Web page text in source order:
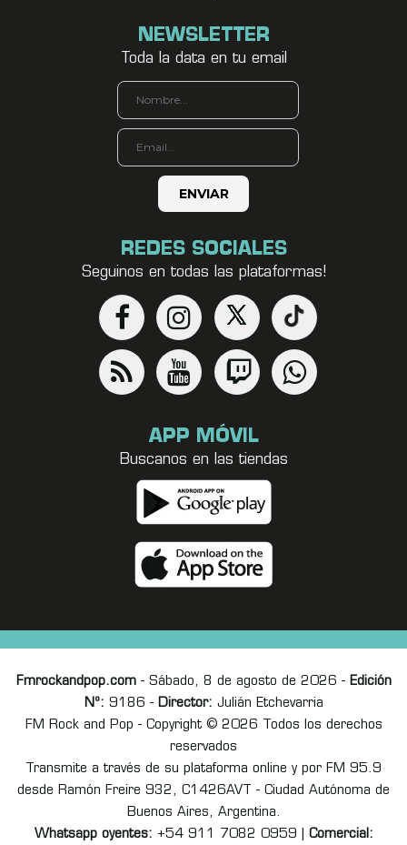
NEWSLETTER
Toda la data en tu email
REDES SOCIALES
Seguinos en todas las plataformas!
APP MÓVIL
Buscanos en las tiendas
Fmrockandpop.com- Sábado, 8 de agosto de 2026 - Edición
Nº: 9186 - Director: Julián Etchevarria
FM Rock and Pop - Copyright © 2026 Todos los derechos
reservados
Transmite a través de su plataforma online y por FM 95.9
desde Ramón Freire 932, C1426AVT - Ciudad Autónoma de
Buenos Aires, Argentina.
Whatsapp oyentes: +54 911 7082 0959 | Comercial: